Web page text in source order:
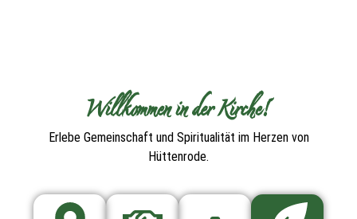
Willkommen in der Kirche!
Erlebe Gemeinschaft und Spiritualität im Herzen von
Hüttenrode.